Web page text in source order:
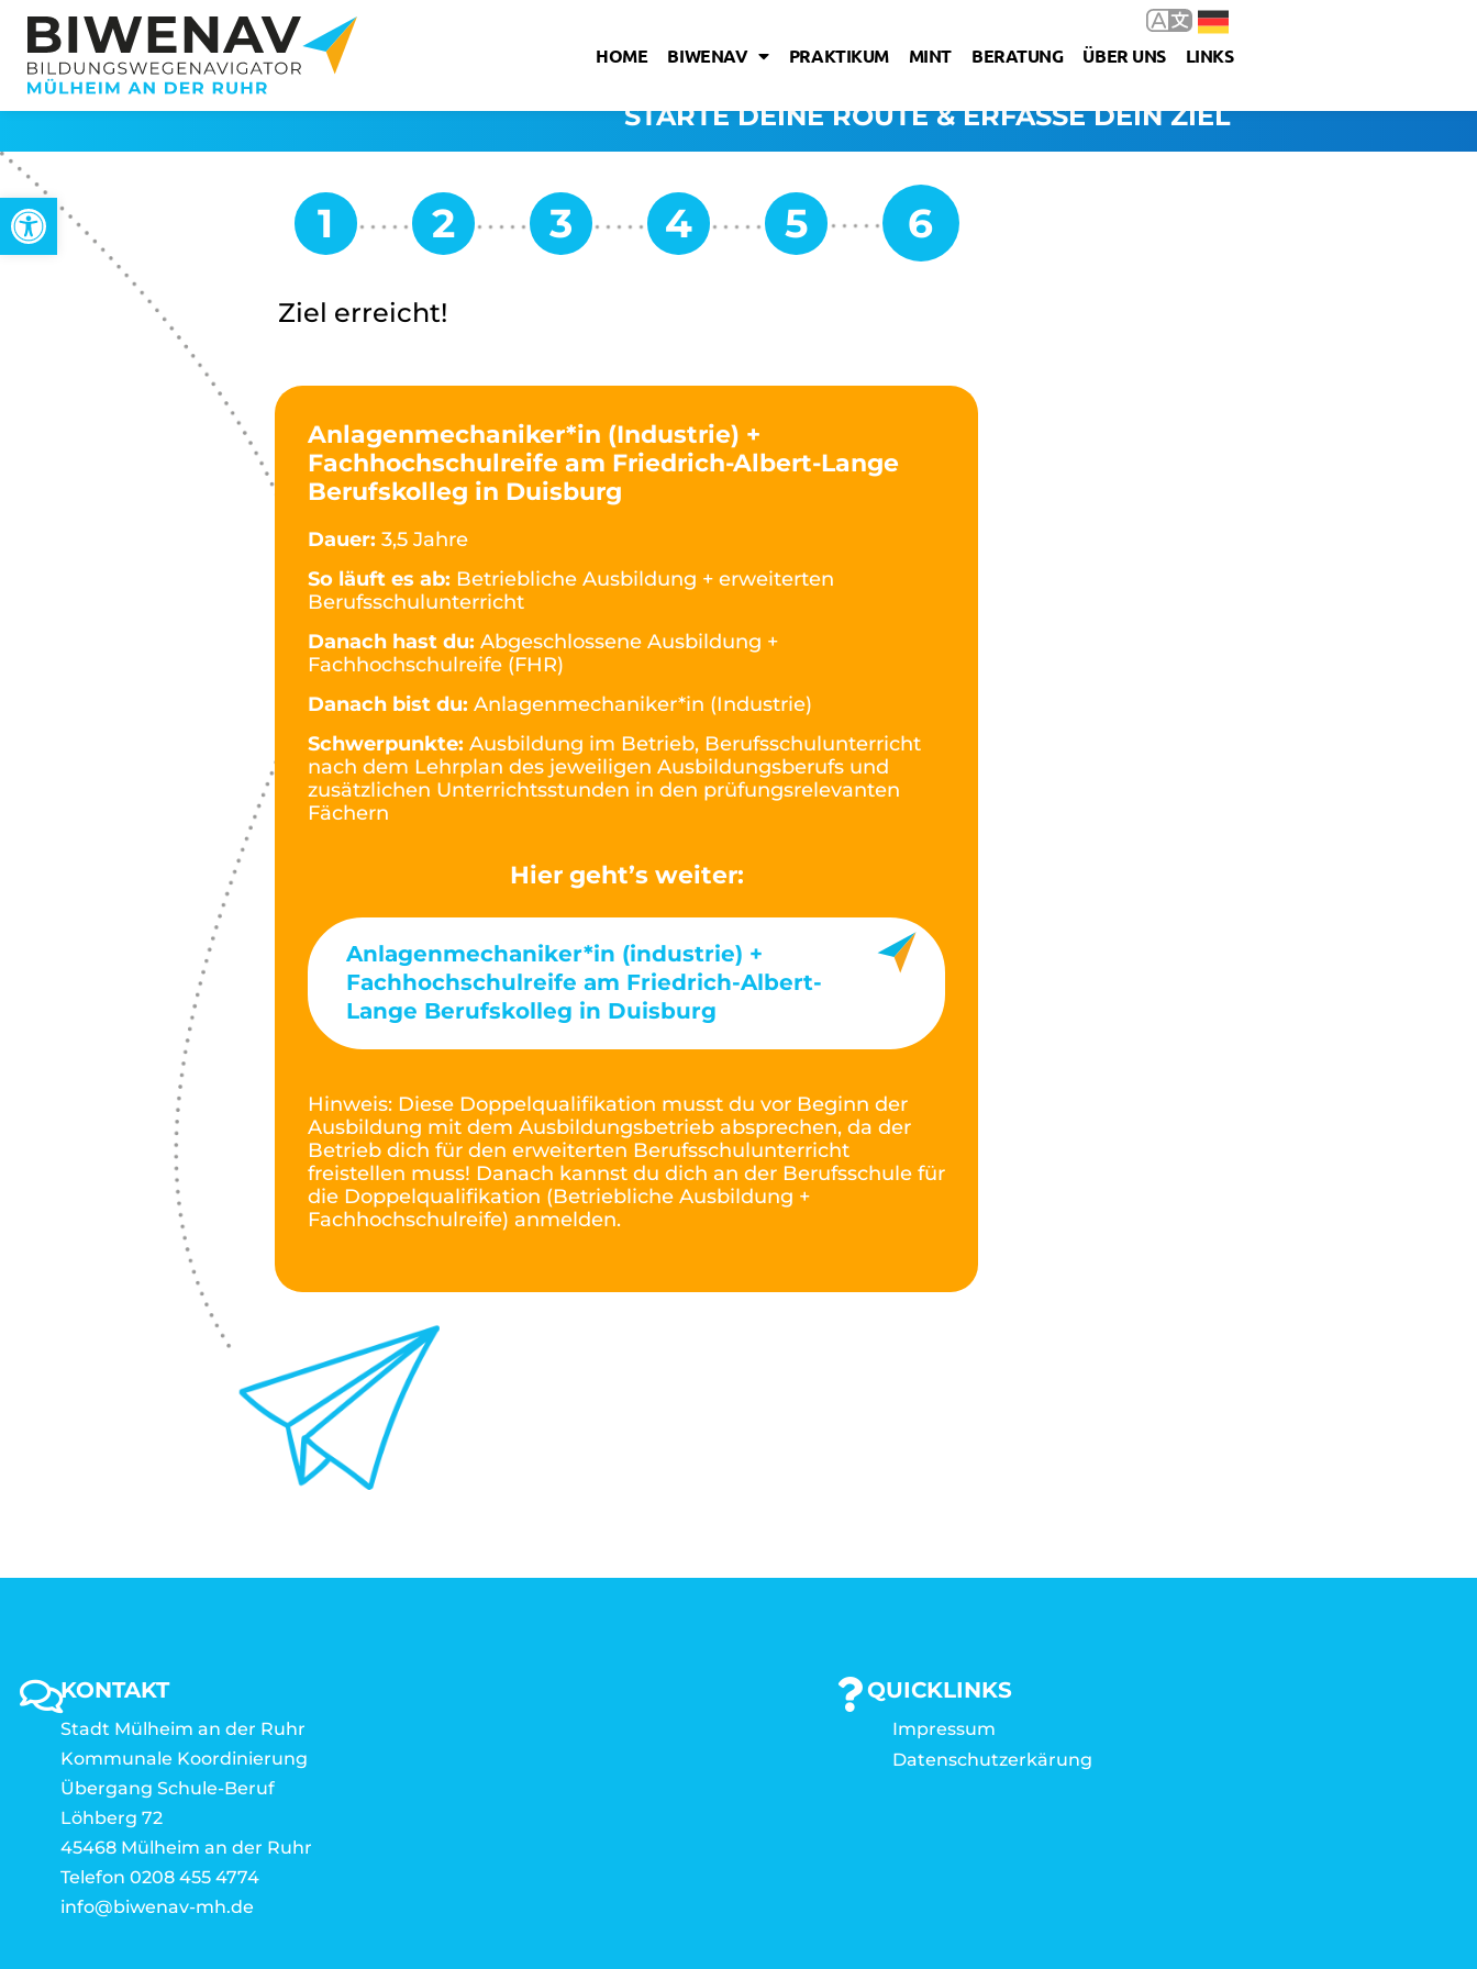
Open toolbar
HOME BIWENAV PRAKTIKUM MINT BERATUNG ÜBER UNS LINKS
STARTE DEINE ROUTE & ERFASSE DEIN ZIEL
Ziel erreicht!
Anlagenmechaniker*in (Industrie) +
Fachhochschulreife am Friedrich-Albert-Lange
Berufskolleg in Duisburg
Dauer: 3,5 Jahre
So läuft es ab: Betriebliche Ausbildung + erweiterten
Berufsschulunterricht
Danach hast du: Abgeschlossene Ausbildung +
Fachhochschulreife (FHR)
Danach bist du: Anlagenmechaniker*in (Industrie)
Schwerpunkte: Ausbildung im Betrieb, Berufsschulunterricht
nach dem Lehrplan des jeweiligen Ausbildungsberufs und
zusätzlichen Unterrichtsstunden in den prüfungsrelevanten
Fächern
Hier geht’s weiter:
Anlagenmechaniker*in (industrie) +
Fachhochschulreife am Friedrich-Albert-
Lange Berufskolleg in Duisburg
Hinweis: Diese Doppelqualifikation musst du vor Beginn der
Ausbildung mit dem Ausbildungsbetrieb absprechen, da der
Betrieb dich für den erweiterten Berufsschulunterricht
freistellen muss! Danach kannst du dich an der Berufsschule für
die Doppelqualifikation (Betriebliche Ausbildung +
Fachhochschulreife) anmelden.
KONTAKT
Stadt Mülheim an der Ruhr
Kommunale Koordinierung
Übergang Schule-Beruf
Löhberg 72
45468 Mülheim an der Ruhr
Telefon 0208 455 4774
info@biwenav-mh.de
QUICKLINKS
Impressum
Datenschutzerkärung